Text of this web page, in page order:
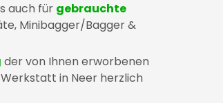
auch für gebrauchte
Minibagger/Bagger &
der von Ihnen erworbenen
in Neer herzlich